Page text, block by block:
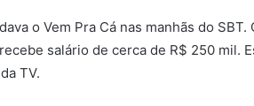
o Vem Pra Cá nas manhãs do SBT.
salário de cerca de R$ 250 mil.
TV.